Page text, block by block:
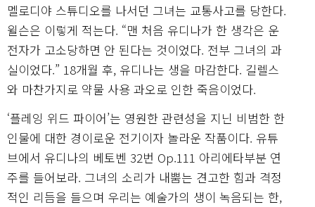
멜로디야 스튜디오를 나서던 그녀는 교통사고를 당한다.
윌슨은 이렇게 적는다. “맨 처음 유디나가 한 생각은 운
전자가 고소당하면 안 된다는 것이었다. 전부 그녀의 과
실이었다.” 18개월 후, 유디나는 생을 마감한다. 길렐스
와 마찬가지로 약물 사용 과오로 인한 죽음이었다.
‘플레잉 위드 파이어’는 영원한 관련성을 지닌 비범한 한
인물에 대한 경이로운 전기이자 놀라운 작품이다. 유튜
브에서 유디나의 베토벤 32번 Op.111 아리에타부분 연
주를 들어보라. 그녀의 소리가 내뿜는 견고한 힘과 격정
적인 리듬을 들으며 우리는 예술가의 생이 녹음되는 한,